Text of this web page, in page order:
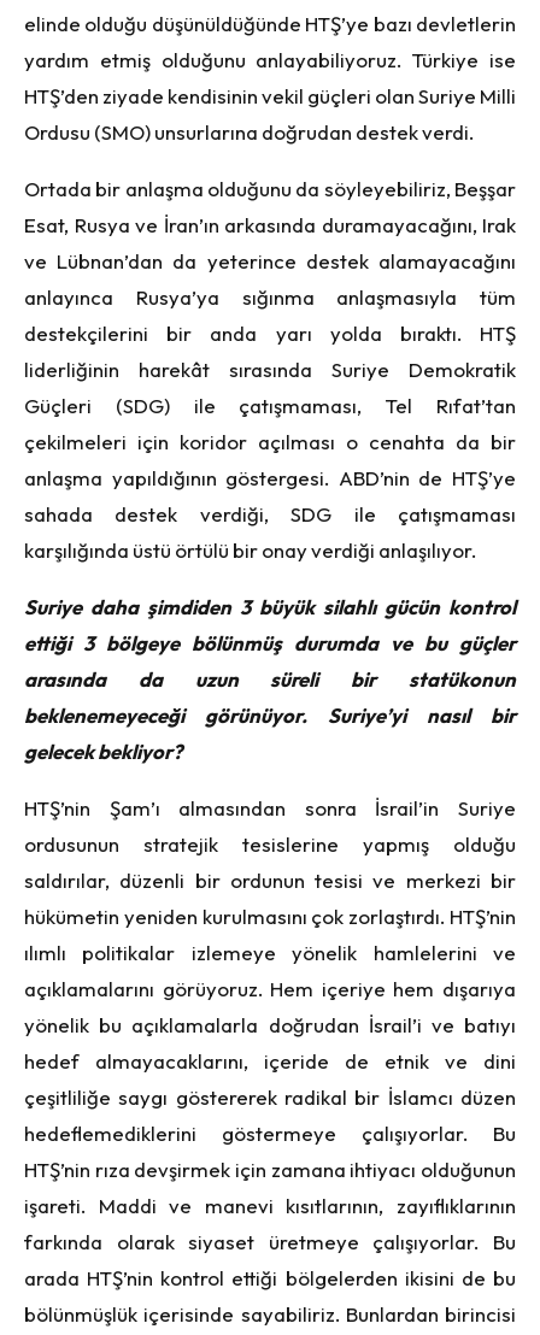
elinde olduğu düşünüldüğünde HTŞ’ye bazı devletlerin
yardım etmiş olduğunu anlayabiliyoruz. Türkiye ise
HTŞ’den ziyade kendisinin vekil güçleri olan Suriye Milli
Ordusu (SMO) unsurlarına doğrudan destek verdi.
Ortada bir anlaşma olduğunu da söyleyebiliriz, Beşşar
Esat, Rusya ve İran’ın arkasında duramayacağını, Irak
ve Lübnan’dan da yeterince destek alamayacağını
anlayınca Rusya’ya sığınma anlaşmasıyla tüm
destekçilerini bir anda yarı yolda bıraktı. HTŞ
liderliğinin harekât sırasında Suriye Demokratik
Güçleri (SDG) ile çatışmaması, Tel Rıfat’tan
çekilmeleri için koridor açılması o cenahta da bir
anlaşma yapıldığının göstergesi. ABD’nin de HTŞ’ye
sahada destek verdiği, SDG ile çatışmaması
karşılığında üstü örtülü bir onay verdiği anlaşılıyor.
Suriye daha şimdiden 3 büyük silahlı gücün kontrol
ettiği 3 bölgeye bölünmüş durumda ve bu güçler
arasında da uzun süreli bir statükonun
beklenemeyeceği görünüyor. Suriye’yi nasıl bir
gelecek bekliyor?
HTŞ’nin Şam’ı almasından sonra İsrail’in Suriye
ordusunun stratejik tesislerine yapmış olduğu
saldırılar, düzenli bir ordunun tesisi ve merkezi bir
hükümetin yeniden kurulmasını çok zorlaştırdı. HTŞ’nin
ılımlı politikalar izlemeye yönelik hamlelerini ve
açıklamalarını görüyoruz. Hem içeriye hem dışarıya
yönelik bu açıklamalarla doğrudan İsrail’i ve batıyı
hedef almayacaklarını, içeride de etnik ve dini
çeşitliliğe saygı göstererek radikal bir İslamcı düzen
hedeflemediklerini göstermeye çalışıyorlar. Bu
HTŞ’nin rıza devşirmek için zamana ihtiyacı olduğunun
işareti. Maddi ve manevi kısıtlarının, zayıflıklarının
farkında olarak siyaset üretmeye çalışıyorlar. Bu
arada HTŞ’nin kontrol ettiği bölgelerden ikisini de bu
bölünmüşlük içerisinde sayabiliriz. Bunlardan birincisi